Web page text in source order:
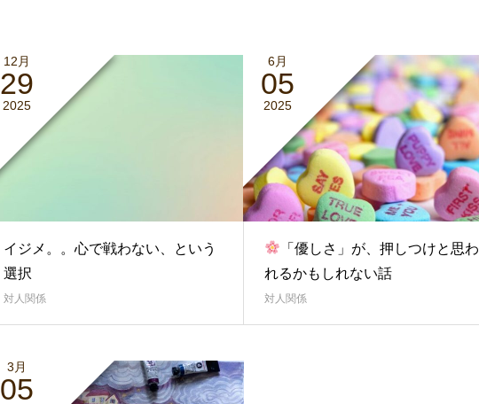
12月
29
2025
イジメ。。心で戦わない、という
選択
対人関係
6月
05
2025
「優しさ」が、押しつけと思わ
れるかもしれない話
対人関係
3月
05